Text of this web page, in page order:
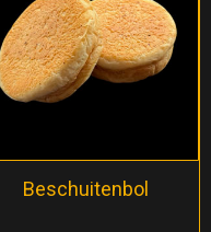
Beschuitenbol